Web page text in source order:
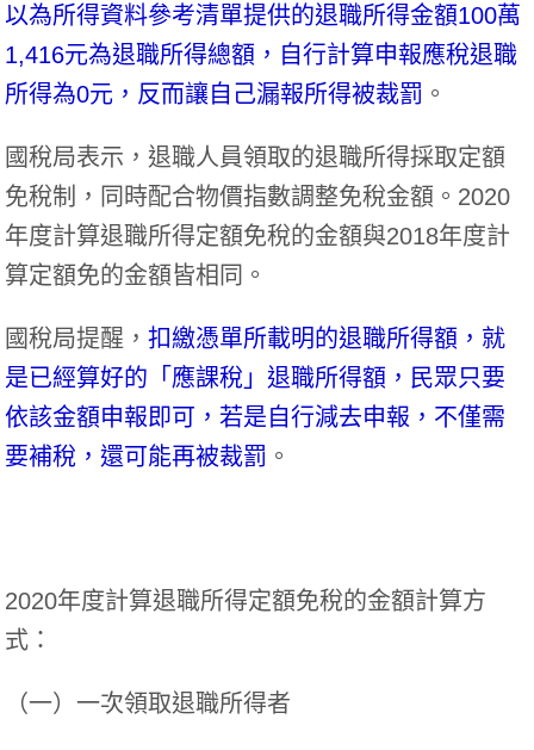
以為所得資料參考清單提供的退職所得金額100萬
1,416元為退職所得總額，自行計算申報應稅退職
所得為0元，反而讓自己漏報所得被裁罰 。
國稅局表示，退職人員領取的退職所得採取定額
免稅制，同時配合物價指數調整免稅金額。2020
年度計算退職所得定額免稅的金額與2018年度計
算定額免的金額皆相同。
國稅局提醒，扣繳憑單所載明的退職所得額，就
是已經算好的「應課稅」退職所得額，民眾只要
依該金額申報即可，若是自行減去申報，不僅需
要補稅，還可能再被裁罰 。
2020年度計算退職所得定額免稅的金額計算方
式：
（一）一次領取退職所得者